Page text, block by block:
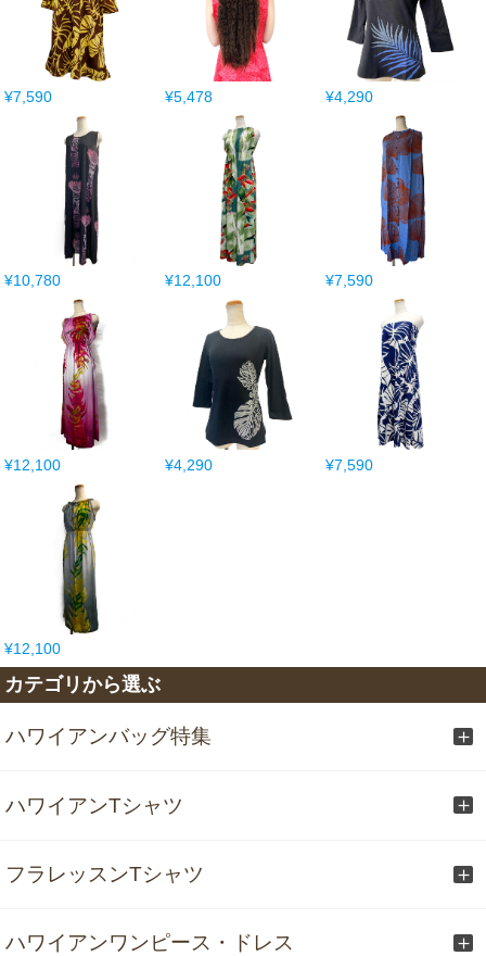
¥7,590 ¥5,478 ¥4,290
¥10,780 ¥12,100 ¥7,590
¥12,100 ¥4,290 ¥7,590
¥12,100
カテゴリから選ぶ
ハワイアンバッグ特集
ハワイアンTシャツ
フラレッスンTシャツ
ハワイアンワンピース・ドレス